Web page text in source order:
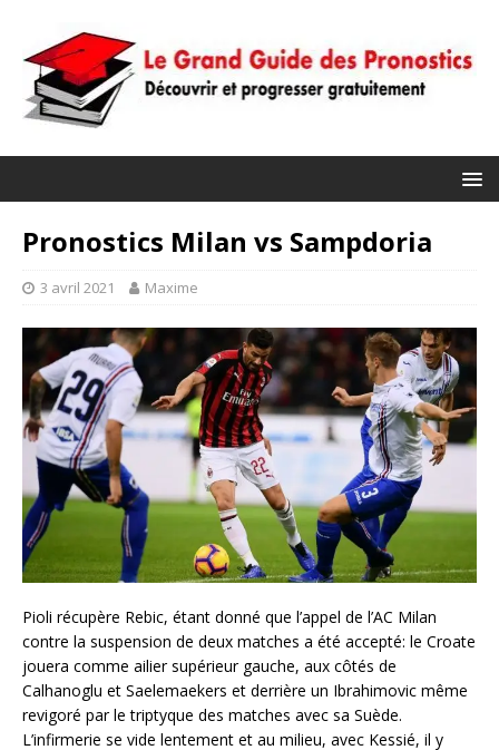
Pronostics Milan vs Sampdoria
3 avril 2021 Maxime
Pioli récupère Rebic, étant donné que l’appel de l’AC Milan
contre la suspension de deux matches a été accepté: le Croate
jouera comme ailier supérieur gauche, aux côtés de
Calhanoglu et Saelemaekers et derrière un Ibrahimovic même
revigoré par le triptyque des matches avec sa Suède.
L’infirmerie se vide lentement et au milieu, avec Kessié, il y